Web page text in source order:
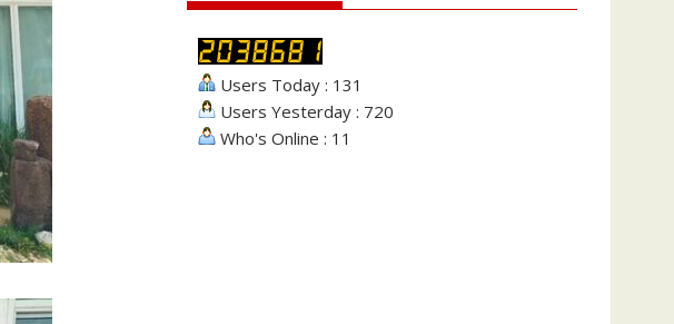
Users Today : 131
Users Yesterday : 720
Who's Online : 11